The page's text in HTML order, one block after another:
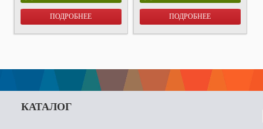
ПОДРОБНЕЕ ПОДРОБНЕЕ
КАТАЛОГ